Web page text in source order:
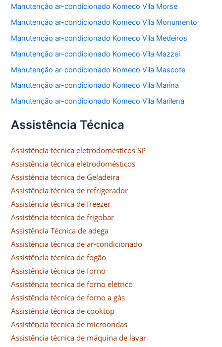
Manutenção ar-condicionado Komeco Vila Morse
Manutenção ar-condicionado Komeco Vila Monumento
Manutenção ar-condicionado Komeco Vila Medeiros
Manutenção ar-condicionado Komeco Vila Mazzei
Manutenção ar-condicionado Komeco Vila Mascote
Manutenção ar-condicionado Komeco Vila Marina
Manutenção ar-condicionado Komeco Vila Marilena
Assistência Técnica
Assistência técnica eletrodomésticos SP
Assistência técnica eletrodomésticos
Assistência técnica de Geladeira
Assistência técnica de refrigerador
Assistência técnica de freezer
Assistência técnica de frigobar
Assistência Técnica de adega
Assistência técnica de ar-condicionado
Assistência técnica de fogão
Assistência técnica de forno
Assistência técnica de forno elétrico
Assistência técnica de forno a gás
Assistência técnica de cooktop
Assistência técnica de microondas
Assistência técnica de máquina de lavar